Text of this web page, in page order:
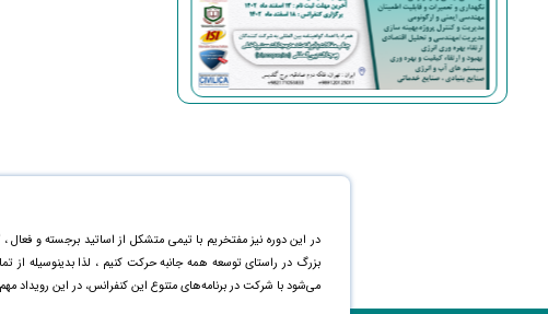
در این دوره نیز مفتخریم با تیمی متشکل از اساتید برجسته و
بزرگ در راستای توسعه همه جانبه حرکت کنیم ، لذا بدینوسیله
می‌شود با شرکت در برنامه‌های متنوع این کنفرانس، در این رویداد